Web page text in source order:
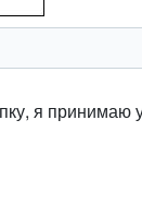
я принимаю